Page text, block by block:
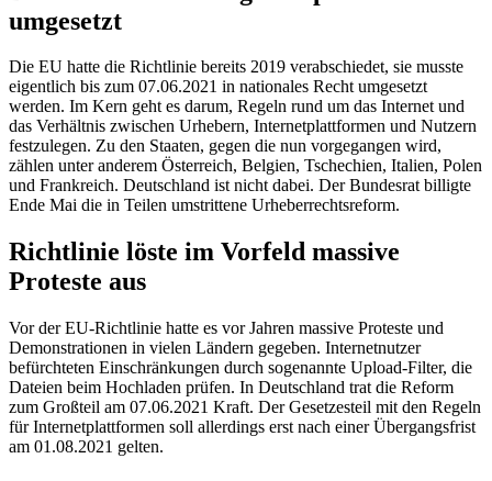
umgesetzt
Die EU hatte die Richtlinie bereits 2019 verabschiedet, sie musste
eigentlich bis zum 07.06.2021 in nationales Recht umgesetzt
werden. Im Kern geht es darum, Regeln rund um das Internet und
das Verhältnis zwischen Urhebern, Internetplattformen und Nutzern
festzulegen. Zu den Staaten, gegen die nun vorgegangen wird,
zählen unter anderem Österreich, Belgien, Tschechien, Italien, Polen
und Frankreich. Deutschland ist nicht dabei. Der Bundesrat billigte
Ende Mai die in Teilen umstrittene Urheberrechtsreform.
Richtlinie löste im Vorfeld massive
Proteste aus
Vor der EU-Richtlinie hatte es vor Jahren massive Proteste und
Demonstrationen in vielen Ländern gegeben. Internetnutzer
befürchteten Einschränkungen durch sogenannte Upload-Filter, die
Dateien beim Hochladen prüfen. In Deutschland trat die Reform
zum Großteil am 07.06.2021 Kraft. Der Gesetzesteil mit den Regeln
für Internetplattformen soll allerdings erst nach einer Übergangsfrist
am 01.08.2021 gelten.